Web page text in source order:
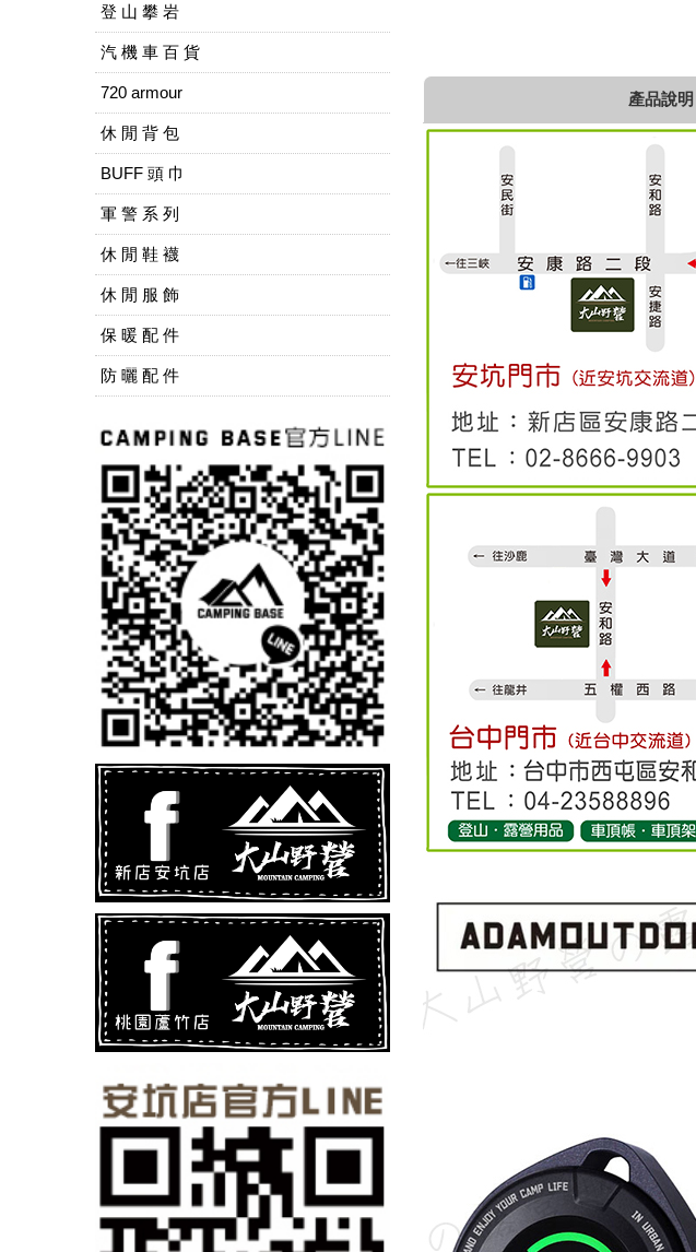
登 山 攀 岩
汽 機 車 百 貨
720 armour
休 閒 背 包
BUFF 頭 巾
軍 警 系 列
休 閒 鞋 襪
休 閒 服 飾
保 暖 配 件
防 曬 配 件
產品說明